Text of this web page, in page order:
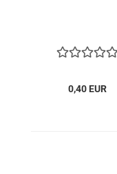
0,40 EUR